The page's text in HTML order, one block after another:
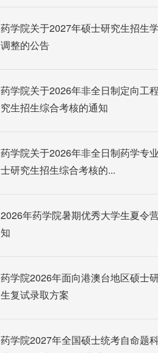
药学院关于2027年硕士研究生招生
调整的公告
药学院关于2026年非全日制定向工
究生招生综合考核的通知
药学院关于2026年非全日制药学专
士研究生招生综合考核的...
2026年药学院暑期优秀大学生夏令
知
药学院2026年面向港澳台地区硕士
生复试录取方案
药学院2027年全国硕士统考自命题